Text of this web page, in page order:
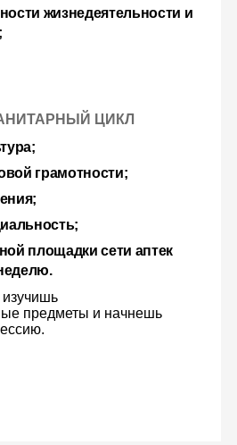
жизнедеятельности и
ЦИКЛ
грамотности;
площадки сети аптек
предметы и начнешь